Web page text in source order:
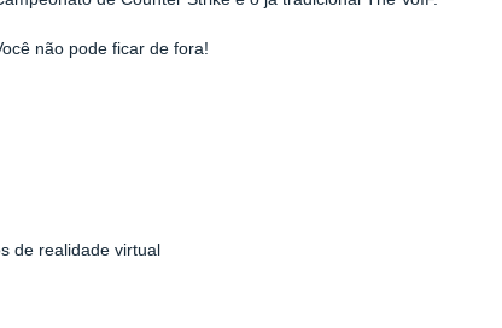
não pode ficar de fora!
de realidade virtual